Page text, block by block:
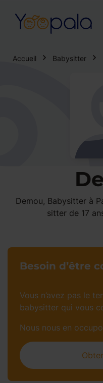
Accueil Babysitter
Demou, Babysitter à
sitter de 17
Besoin d’être
Vous n’avez pas le
babysitter qui vous
Nous nous en